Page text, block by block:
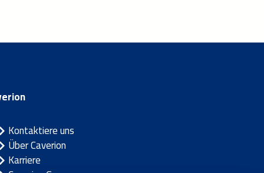
Kontaktiere uns
Über Caverion
Karriere